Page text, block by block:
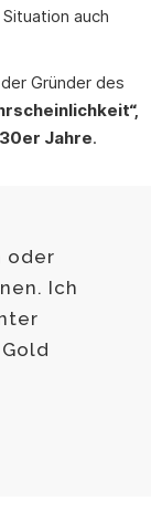
auch
Gründer des
Jahre.
oder
Ich